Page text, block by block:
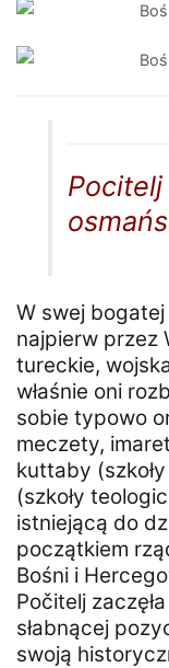
Pocitelj
W swej bogatej
najpierw przez
tureckie,
właśnie oni
sobie typowo
meczety,
kuttaby
(szkoły
istniejącą do
początkiem
Bośni i
Počitelj
słabnącej
swoją